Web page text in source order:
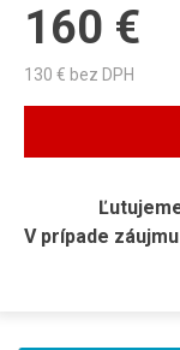
160 €
130 € bez DPH
V prípade